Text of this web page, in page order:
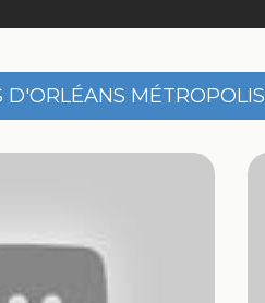
D'ORLÉANS MÉTROPOLIS